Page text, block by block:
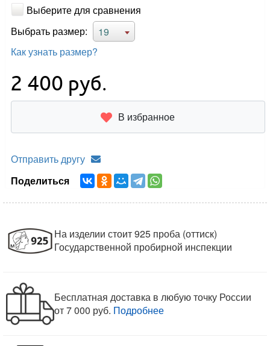
Выберите для сравнения
Выбрать размер:
19
Как узнать размер?
2 400 руб.
В избранное
Отправить другу
Поделиться
На изделии стоит 925 проба (оттиск)
Государственной пробирной инспекции
Бесплатная доставка в любую точку России
от 7 000 руб. Подробнее